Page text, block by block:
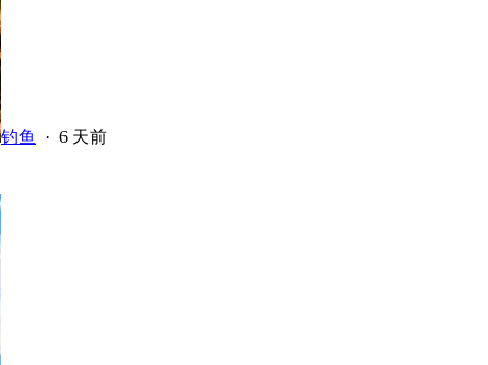
钓鱼 · 6 天前